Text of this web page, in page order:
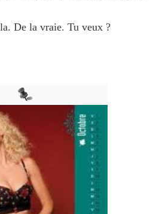
De la vraie. Tu veux ?